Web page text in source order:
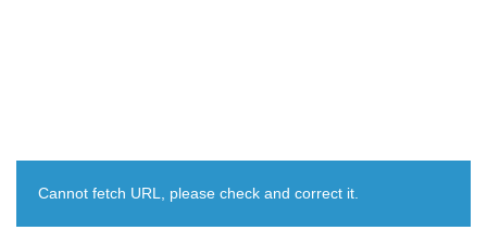
Cannot fetch URL, please check and correct it.